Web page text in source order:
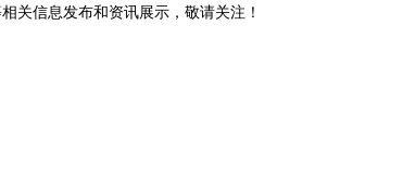
关信息发布和资讯展示，敬请关注！